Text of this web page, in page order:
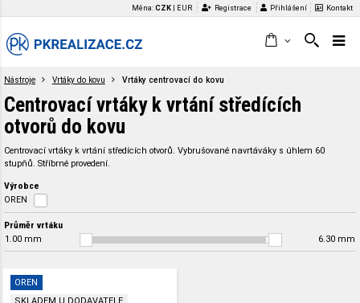
Měna:CZK EUR Registrace Přihlášení Kontakt
Nástroje Vrtáky do kovu Vrtáky centrovací do kovu
Centrovací vrtáky k vrtání středících
otvorů do kovu
Centrovací vrtáky k vrtání středících otvorů. Vybrušované navrtáváky s úhlem 60
stupňů. Stříbrné provedení.
Výrobce
OREN
Průměr vrtáku
1.00 mm 6.30 mm
OREN